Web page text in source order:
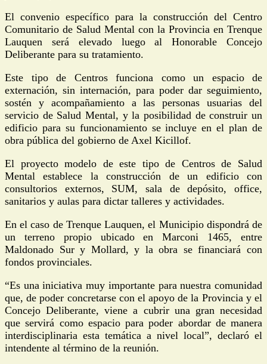
El convenio específico para la construcción del Centro
Comunitario de Salud Mental con la Provincia en Trenque
Lauquen será elevado luego al Honorable Concejo
Deliberante para su tratamiento.
Este tipo de Centros funciona como un espacio de
externación, sin internación, para poder dar seguimiento,
sostén y acompañamiento a las personas usuarias del
servicio de Salud Mental, y la posibilidad de construir un
edificio para su funcionamiento se incluye en el plan de
obra pública del gobierno de Axel Kicillof.
El proyecto modelo de este tipo de Centros de Salud
Mental establece la construcción de un edificio con
consultorios externos, SUM, sala de depósito, office,
sanitarios y aulas para dictar talleres y actividades.
En el caso de Trenque Lauquen, el Municipio dispondrá de
un terreno propio ubicado en Marconi 1465, entre
Maldonado Sur y Mollard, y la obra se financiará con
fondos provinciales.
“Es una iniciativa muy importante para nuestra comunidad
que, de poder concretarse con el apoyo de la Provincia y el
Concejo Deliberante, viene a cubrir una gran necesidad
que servirá como espacio para poder abordar de manera
interdisciplinaria esta temática a nivel local”, declaró el
intendente al término de la reunión.